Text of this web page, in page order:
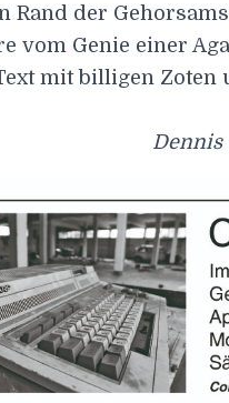
Rand der
vom Genie einer
mit billigen Zoten
Dennis